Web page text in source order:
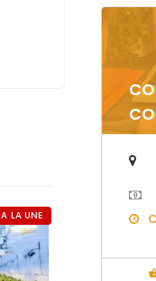
A LA UNE